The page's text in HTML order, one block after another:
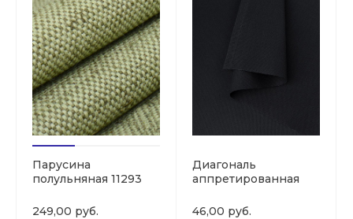
Парусина
полульняная 11293
249,00 руб.
Диагональ
аппретированная
46,00 руб.